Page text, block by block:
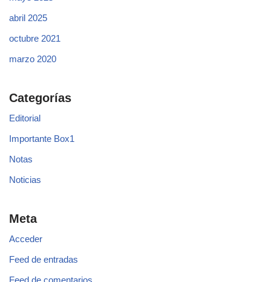
abril 2025
octubre 2021
marzo 2020
Categorías
Editorial
Importante Box1
Notas
Noticias
Meta
Acceder
Feed de entradas
Feed de comentarios